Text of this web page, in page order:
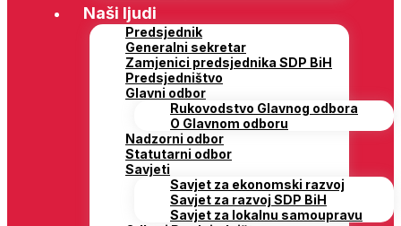
Naši ljudi
Predsjednik
Generalni sekretar
Zamjenici predsjednika SDP BiH
Predsjedništvo
Glavni odbor
Rukovodstvo Glavnog odbora
O Glavnom odboru
Nadzorni odbor
Statutarni odbor
Savjeti
Savjet za ekonomski razvoj
Savjet za razvoj SDP BiH
Savjet za lokalnu samoupravu